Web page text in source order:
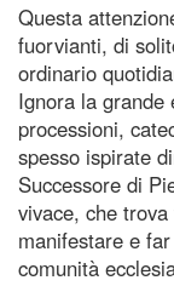
Questa
fuorvianti, di
ordinario
Ignora la
processioni,
spesso ispirate
Successore di
vivace, che
manifestare e
comunità